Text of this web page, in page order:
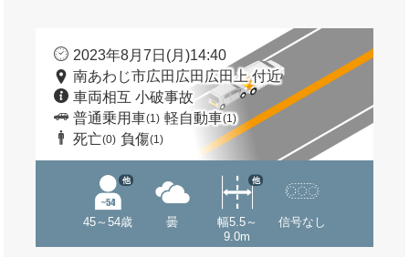
2023年8月7日(月)14:40
南あわじ市広田広田広田上 付近
車両相互 小破事故
普通乗用車(1) 軽自動車(1)
死亡(0) 負傷(1)
45～54歳
他
曇
幅5.5～
9.0m
他
信号なし